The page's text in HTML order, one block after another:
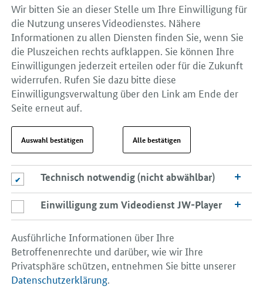
Wir bitten Sie an dieser Stelle um Ihre Einwilligung für
die Nutzung unseres Videodienstes. Nähere
Informationen zu allen Diensten finden Sie, wenn Sie
die Pluszeichen rechts aufklappen. Sie können Ihre
Einwilligungen jederzeit erteilen oder für die Zukunft
widerrufen. Rufen Sie dazu bitte diese
Einwilligungsverwaltung über den Link am Ende der
Seite erneut auf.
Auswahl bestätigen Alle bestätigen
Technisch notwendig (nicht abwählbar)
Technisch notwendig (nicht abwählbar)
Einwilligung zum Videodienst JW-Player
Einwilligung zum Videodienst JW-Player
Ausführliche Informationen über Ihre
Betroffenenrechte und darüber, wie wir Ihre
Privatsphäre schützen, entnehmen Sie bitte unserer
Datenschutzerklärung.